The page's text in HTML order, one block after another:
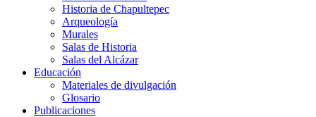
Historia de Chapultepec
Arqueología
Murales
Salas de Historia
Salas del Alcázar
Educación
Materiales de divulgación
Glosario
Publicaciones